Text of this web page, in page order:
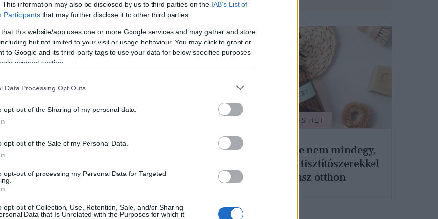
This information may also be disclosed by us to third parties on the IAB’s List of
Participants that may further disclose it to other third parties.
that this website/app uses one or more Google services and may gather and store
but not limited to your visit or usage behaviour. You may click to grant or
to Google and its third-party tags to use your data for below specified purposes
consent section.
Data Processing Opt Outs
opt-out of the Sharing of my personal data.
opt-out of the Sale of my Personal Data.
opt-out of processing my Personal Data for Targeted
opt-out of Collection, Use, Retention, Sale, and/or Sharing
Data that Is Unrelated with the Purposes for which it
Ez a tökéletes ital hasi zsír ellen,
naponta 3 pohárral érdemes
fogyasztani belőle
csodát tesz a
ha ezzel az
indítod a napot,
mégsem szánják
5 okod is van, hogy
citromot
TAKARÍTÁS HÉT
Ennyire nem mindegy,
milyen tisztítószerekkel
takarítasz otthon